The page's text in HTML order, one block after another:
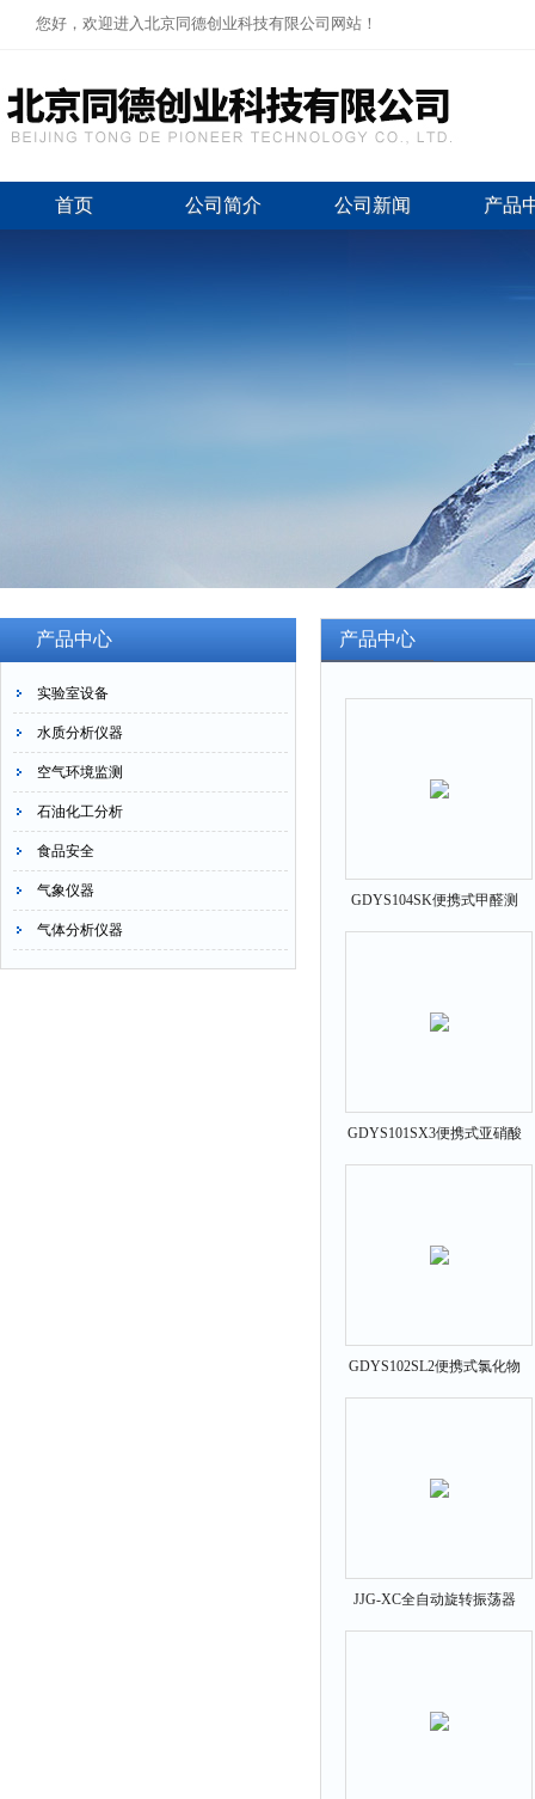
您好，欢迎进入北京同德创业科技有限公司网站！
首页 公司简介 公司新闻 产品
产品中心
实验室设备
水质分析仪器
空气环境监测
石油化工分析
食品安全
气象仪器
气体分析仪器
产品中心
GDYS104SK便携式甲醛测
定仪 GDYS104SK
GDYS101SX3便携式亚硝酸
盐氮检测仪
GDYS102SL2便携式氯化物
测定仪
JJG-XC全自动旋转振荡器
JJG-XC